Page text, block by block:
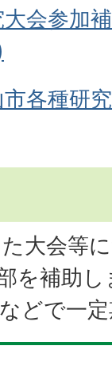
会参加
各種研
大会等
を補助
どで一